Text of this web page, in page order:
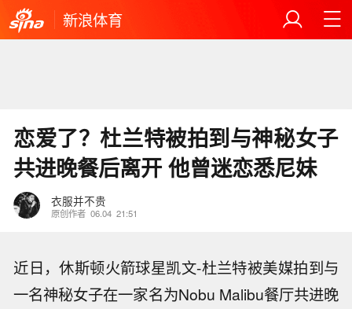
新浪体育
恋爱了？杜兰特被拍到与神秘女子
共进晚餐后离开 他曾迷恋悉尼妹
衣服并不贵
原创作者 06.04 21:51
近日，休斯顿火箭球星凯文-杜兰特被美媒拍到与
一名神秘女子在一家名为Nobu Malibu餐厅共进晚